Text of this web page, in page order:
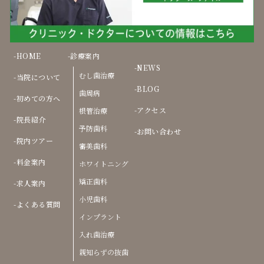
HOME
当院について
初めての方へ
院長紹介
院内ツアー
料金案内
求人案内
よくある質問
診療案内
むし歯治療
歯周病
根管治療
予防歯科
審美歯科
ホワイトニング
矯正歯科
小児歯科
インプラント
入れ歯治療
親知らずの抜歯
NEWS
BLOG
アクセス
お問い合わせ